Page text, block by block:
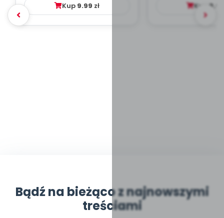
Kup 9.99 zł Kup 9.99
Bądź na bieżąco z najnowszymi
treściami